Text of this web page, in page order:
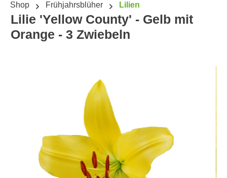
Shop
Frühjahrsblüher Lilien
Lilie 'Yellow County' - Gelb mit
Orange - 3 Zwiebeln